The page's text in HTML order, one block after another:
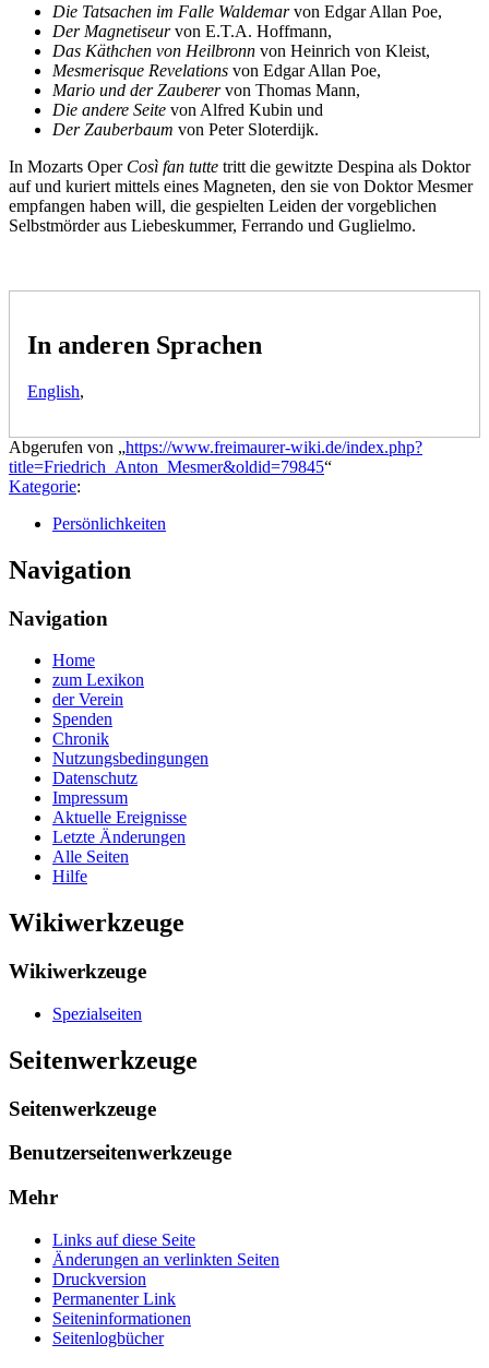
Die Tatsachen im Falle Waldemarvon Edgar Allan Poe,
Der Magnetiseurvon E.T.A. Hoffmann,
Das Käthchen von Heilbronn von Heinrich von Kleist,
Mesmerisque Revelations von Edgar Allan Poe,
Mario und der Zauberervon Thomas Mann,
Die andere Seite von Alfred Kubin und
Der Zauberbaum von Peter Sloterdijk.
In Mozarts Oper Così fan tutte tritt die gewitzte Despina als Doktor
auf und kuriert mittels eines Magneten, den sie von Doktor Mesmer
empfangen haben will, die gespielten Leiden der vorgeblichen
Selbstmörder aus Liebeskummer, Ferrando und Guglielmo.
In anderen Sprachen
English,
Abgerufen von „https://www.freimaurer-wiki.de/index.php?
title=Friedrich_Anton_Mesmer&oldid=79845“
Kategorie:
Persönlichkeiten
Navigation
Navigation
Home
zum Lexikon
der Verein
Spenden
Chronik
Nutzungsbedingungen
Datenschutz
Impressum
Aktuelle Ereignisse
Letzte Änderungen
Alle Seiten
Hilfe
Wikiwerkzeuge
Wikiwerkzeuge
Spezialseiten
Seitenwerkzeuge
Seitenwerkzeuge
Benutzerseitenwerkzeuge
Mehr
Links auf diese Seite
Änderungen an verlinkten Seiten
Druckversion
Permanenter Link
Seiten­­informationen
Seitenlogbücher